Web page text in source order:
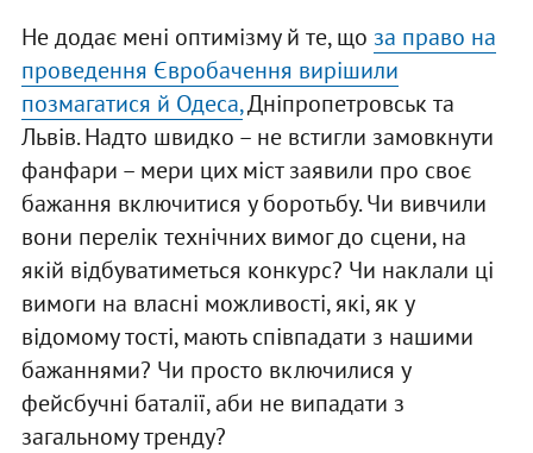
Не додає мені оптимізму й те, що за право на
проведення Євробачення вирішили
позмагатися й Одеса,Дніпропетровськ та
Львів. Надто швидко – не встигли замовкнути
фанфари – мери цих міст заявили про своє
бажання включитися у боротьбу. Чи вивчили
вони перелік технічних вимог до сцени, на
якій відбуватиметься конкурс? Чи наклали ці
вимоги на власні можливості, які, як у
відомому тості, мають співпадати з нашими
бажаннями? Чи просто включилися у
фейсбучні баталії, аби не випадати з
загальному тренду?